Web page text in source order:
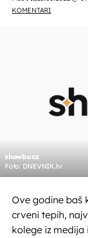
KOMENTARI
showbuzz
Foto: DNEVNIK.hr
Ove godine baš
crveni tepih,
kolege iz medija